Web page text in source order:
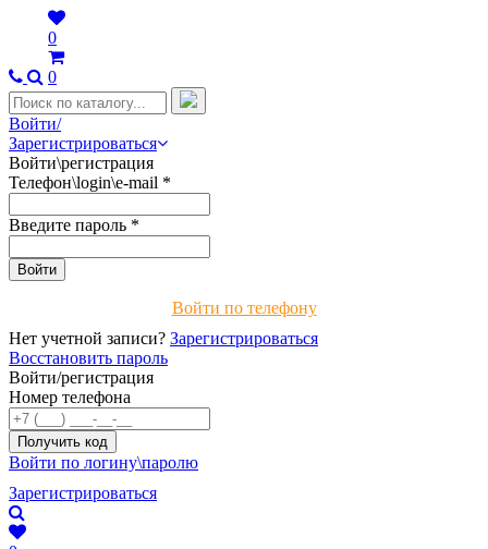
0
0
Войти/
Зарегистрироваться
Войти\регистрация
Телефон\login\e-mail *
Введите пароль *
Войти по телефону
Нет учетной записи? Зарегистрироваться
Восстановить пароль
Войти/регистрация
Номер телефона
Войти по логину\паролю
Зарегистрироваться